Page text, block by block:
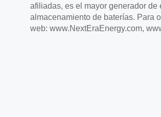
afiliadas, es el mayor generador
almacenamiento de baterías. Para
web: www.NextEraEnergy.com,